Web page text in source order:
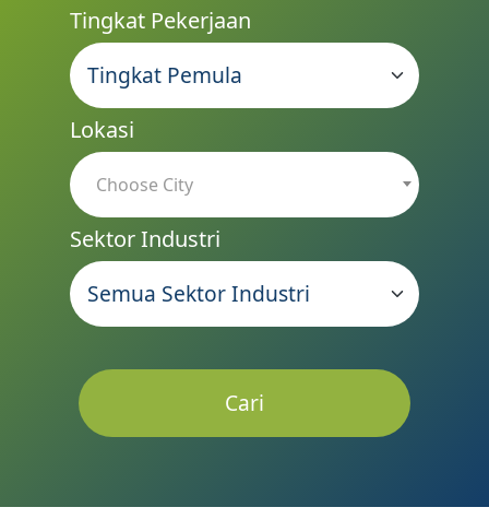
Tingkat Pekerjaan
Lokasi
Choose City
Sektor Industri
Cari